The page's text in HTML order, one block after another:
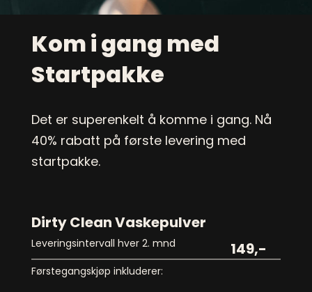
Kom i gang med
Startpakke
Det er superenkelt å komme i gang. Nå
40% rabatt på første levering med
startpakke.
Dirty Clean Vaskepulver
Leveringsintervall hver 2. mnd 149,-
Førstegangskjøp inkluderer: